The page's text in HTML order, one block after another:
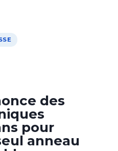
des
pour
anneau